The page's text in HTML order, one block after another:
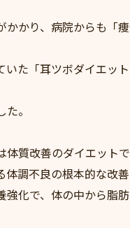
かかり、病院からも「痩
いた「耳ツボダイエッ
。
質改善のダイエットで
体調不良の根本的な改
強化で、体の中から脂